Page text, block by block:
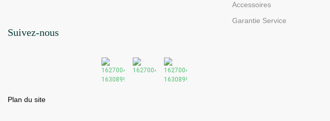
Suivez-nous
Plan du site
Accessoires
Garantie Service